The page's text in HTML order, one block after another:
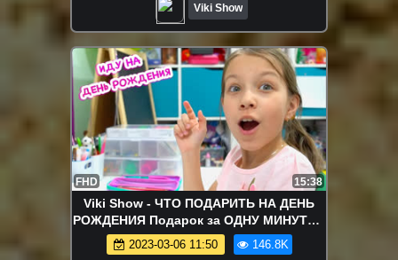
Viki Show
FHD 15:38
Viki Show - ЧТО ПОДАРИТЬ НА ДЕНЬ
РОЖДЕНИЯ Подарок за ОДНУ МИНУТУ //
Вики Шоу
2023-03-06 11:50 146.8K